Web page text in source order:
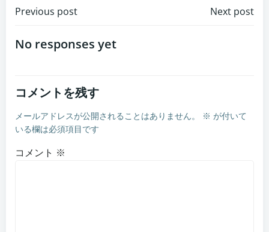
投
稿
ビ
ゲ
ー
Previous post
ビ
ゲ
Next post
No responses yet
コメントを残す
メールアドレスが公開されることはありません。 ※ が付いて
いる欄は必須項目です
コメント ※